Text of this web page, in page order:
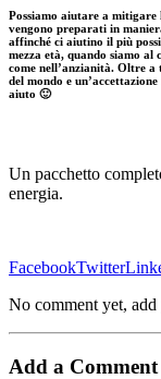
Possiamo aiutare a
vengono preparati in
affinché ci aiutino il più
mezza età, quando siamo al
come nell’anzianità. Oltre a
del mondo e
aiuto 🙂
Un pacchetto
energia.
FacebookTwitter
No comment yet,
Add a Comment